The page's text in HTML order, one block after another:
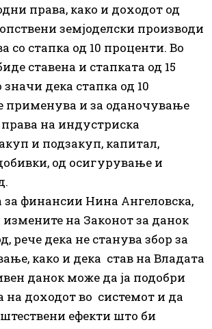
права, како и доходот од
земјоделски производи
со стапка од 10 проценти. Во
ставена и стапката од 15
дека стапка од 10
применува и за оданочување
на индустриска
и подзакуп, капитал,
од осигурување и
финансии Нина Ангеловска,
измените на Законот за данок
рече дека не станува збор за
како и дека став на Владата
данок може да ја подобри
на доходот во системот и да
ефекти што би